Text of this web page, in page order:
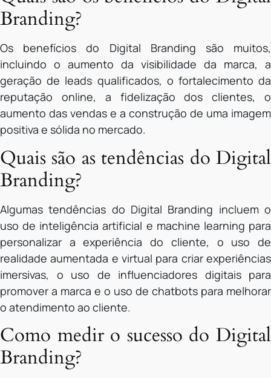
Branding?
Os benefícios do Digital Branding são muitos,
incluindo o aumento da visibilidade da marca, a
geração de leads qualificados, o fortalecimento da
reputação online, a fidelização dos clientes, o
aumento das vendas e a construção de uma imagem
positiva e sólida no mercado.
Quais são as tendências do Digital
Branding?
Algumas tendências do Digital Branding incluem o
uso de inteligência artificial e machine learning para
personalizar a experiência do cliente, o uso de
realidade aumentada e virtual para criar experiências
imersivas, o uso de influenciadores digitais para
promover a marca e o uso de chatbots para melhorar
o atendimento ao cliente.
Como medir o sucesso do Digital
Branding?